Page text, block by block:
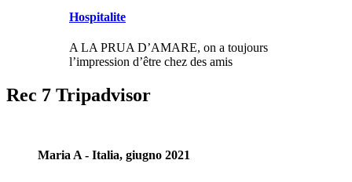
Hospitalite
A LA PRUA D’AMARE, on a toujours
l’impression d’être chez des amis
Rec 7 Tripadvisor
Maria A - Italia, giugno 2021